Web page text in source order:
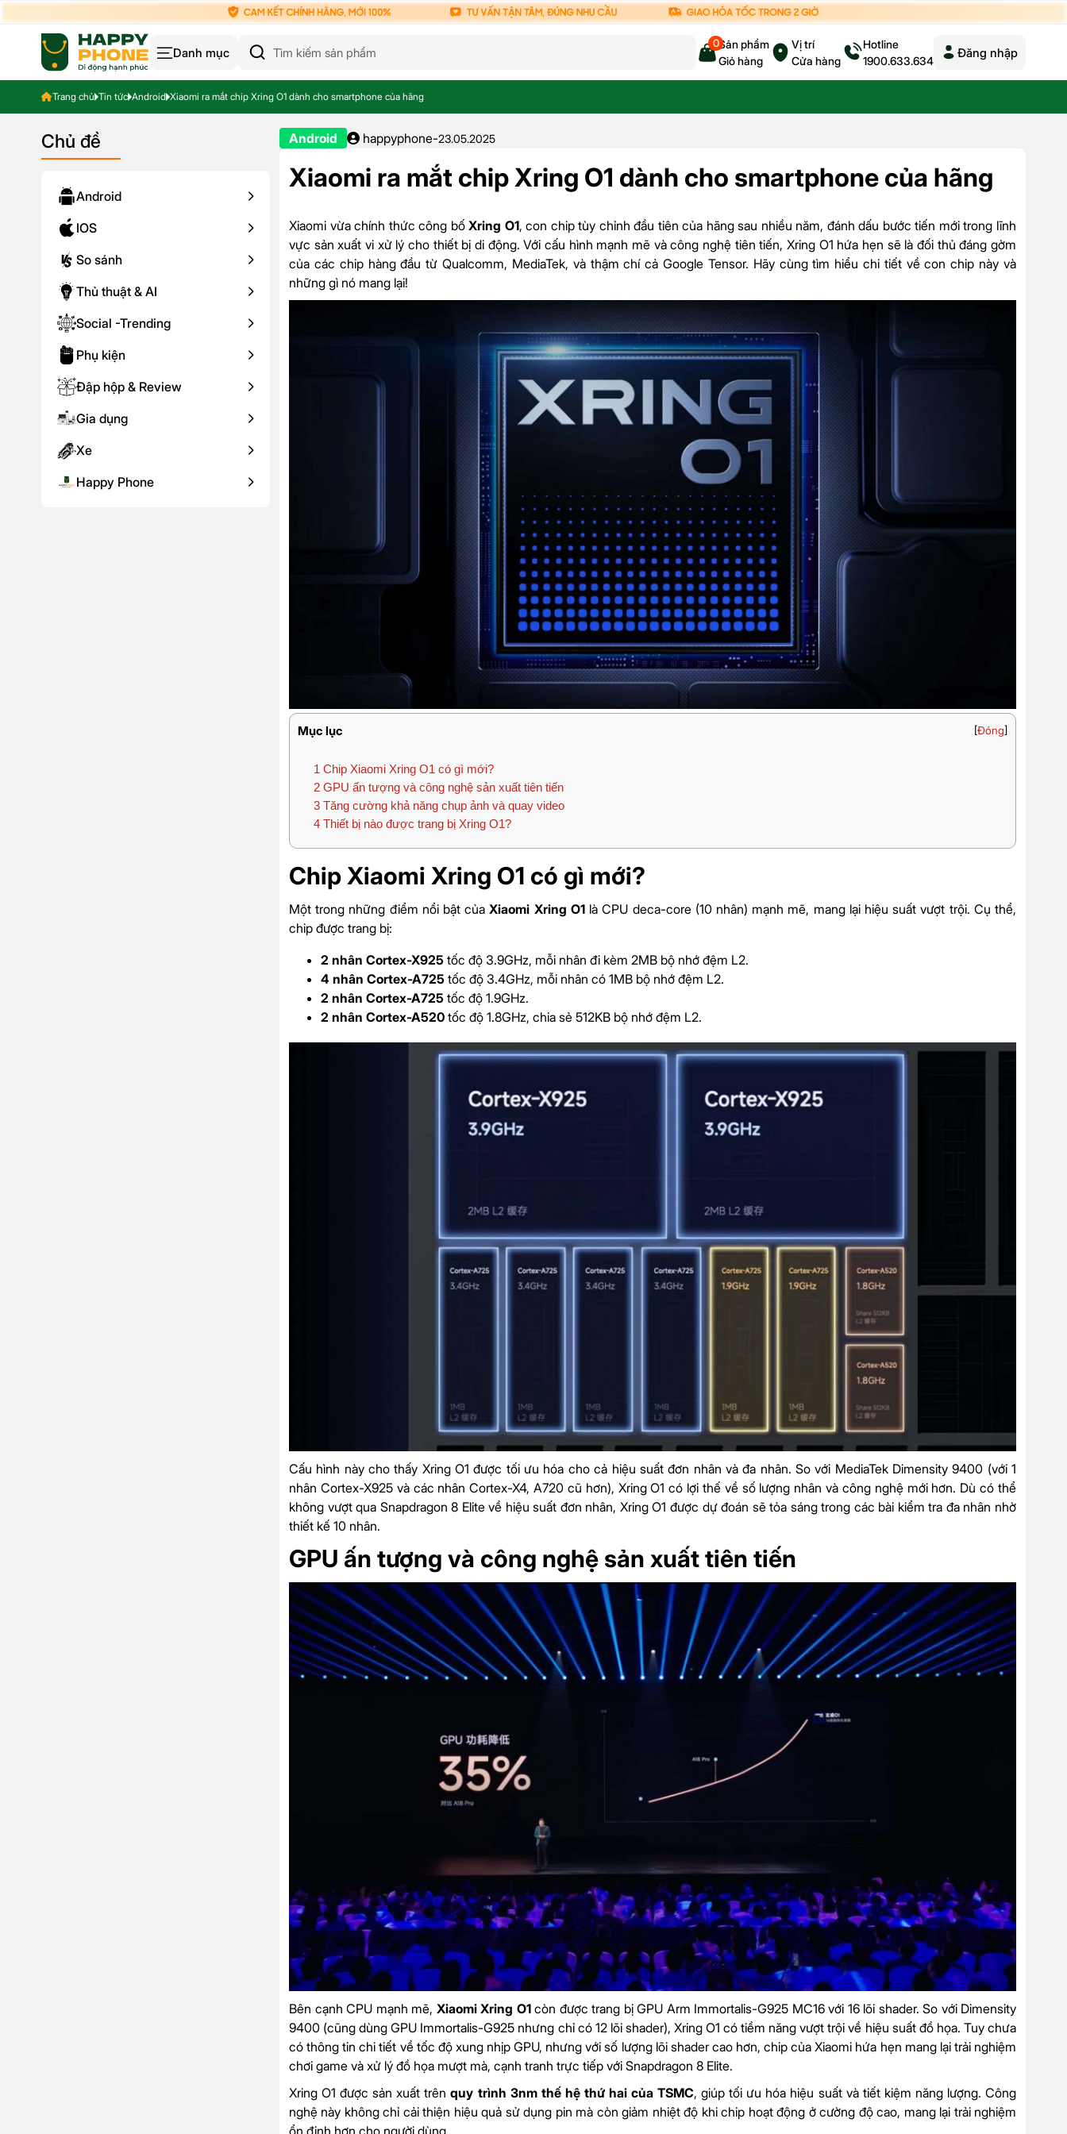
Danh mục
0Sản phẩm
Giỏ hàng
Vị trí
Cửa hàng
Hotline
1900.633.634
Đăng nhập
Trang chủ Tin tức Android Xiaomi ra mắt chip Xring O1 dành cho smartphone của hãng
Chủ đề
Android
IOS
So sánh
Thủ thuật & AI
Social -Trending
Phụ kiện
Đập hộp & Review
Gia dụng
Xe
Happy Phone
Android happyphone-23.05.2025
Xiaomi ra mắt chip Xring O1 dành cho smartphone của hãng
Xiaomi vừa chính thức công bốXring O1, con chip tùy chỉnh đầu tiên của hãng sau nhiều năm, đánh dấu bước tiến mới trong lĩnh
vực sản xuất vi xử lý cho thiết bị di động. Với cấu hình mạnh mẽ và công nghệ tiên tiến, Xring O1 hứa hẹn sẽ là đối thủ đáng gờm
của các chip hàng đầu từ Qualcomm, MediaTek, và thậm chí cả Google Tensor. Hãy cùng tìm hiểu chi tiết về con chip này và
những gì nó mang lại!
Mục lục [Đóng]
1 Chip Xiaomi Xring O1 có gì mới?
2 GPU ấn tượng và công nghệ sản xuất tiên tiến
3 Tăng cường khả năng chụp ảnh và quay video
4 Thiết bị nào được trang bị Xring O1?
Chip Xiaomi Xring O1 có gì mới?
Một trong những điểm nổi bật củaXiaomi Xring O1là CPU deca-core (10 nhân) mạnh mẽ, mang lại hiệu suất vượt trội. Cụ thể,
chip được trang bị:
2 nhân Cortex-X925 tốc độ 3.9GHz, mỗi nhân đi kèm 2MB bộ nhớ đệm L2.
4 nhân Cortex-A725 tốc độ 3.4GHz, mỗi nhân có 1MB bộ nhớ đệm L2.
2 nhân Cortex-A725 tốc độ 1.9GHz.
2 nhân Cortex-A520 tốc độ 1.8GHz, chia sẻ 512KB bộ nhớ đệm L2.
Cấu hình này cho thấy Xring O1 được tối ưu hóa cho cả hiệu suất đơn nhân và đa nhân. So với MediaTek Dimensity 9400 (với 1
nhân Cortex-X925 và các nhân Cortex-X4, A720 cũ hơn), Xring O1 có lợi thế về số lượng nhân và công nghệ mới hơn. Dù có thể
không vượt qua Snapdragon 8 Elite về hiệu suất đơn nhân, Xring O1 được dự đoán sẽ tỏa sáng trong các bài kiểm tra đa nhân nhờ
thiết kế 10 nhân.
GPU ấn tượng và công nghệ sản xuất tiên tiến
Bên cạnh CPU mạnh mẽ, Xiaomi Xring O1còn được trang bị GPU Arm Immortalis-G925 MC16 với 16 lõi shader. So với Dimensity
9400 (cũng dùng GPU Immortalis-G925 nhưng chỉ có 12 lõi shader), Xring O1 có tiềm năng vượt trội về hiệu suất đồ họa. Tuy chưa
có thông tin chi tiết về tốc độ xung nhịp GPU, nhưng với số lượng lõi shader cao hơn, chip của Xiaomi hứa hẹn mang lại trải nghiệm
chơi game và xử lý đồ họa mượt mà, cạnh tranh trực tiếp với Snapdragon 8 Elite.
Xring O1 được sản xuất trênquy trình 3nm thế hệ thứ hai của TSMC, giúp tối ưu hóa hiệu suất và tiết kiệm năng lượng. Công
nghệ này không chỉ cải thiện hiệu quả sử dụng pin mà còn giảm nhiệt độ khi chip hoạt động ở cường độ cao, mang lại trải nghiệm